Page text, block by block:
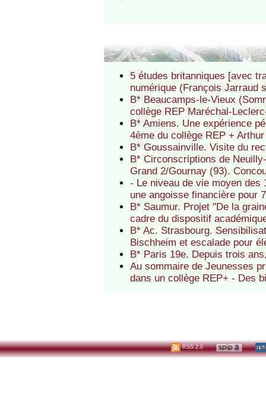
5 études britanniques [avec
numérique (François Jarraud
B* Beaucamps-le-Vieux
collège REP Maréchal-
B* Amiens. Une expérience
4ème du collège REP +
B* Goussainville. Visite du
B* Circonscriptions de
Grand 2/Gournay (93).
- Le niveau de vie moyen des
une angoisse financière pour
B* Saumur. Projet "De la
cadre du dispositif
B* Ac. Strasbourg.
Bischheim et escalade pour
B* Paris 19e. Depuis trois
Au sommaire de Jeunesses
dans un collège REP+ - Des
RSS 2.0